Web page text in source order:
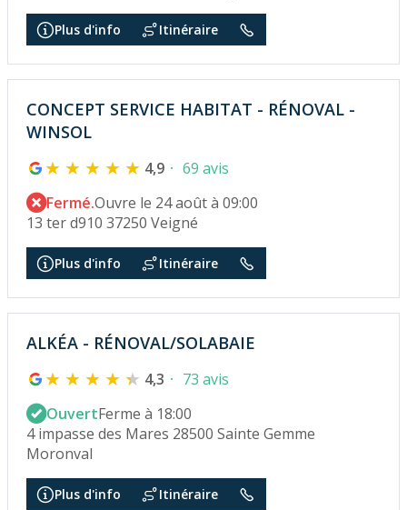
Plus d'info Itinéraire
CONCEPT SERVICE HABITAT - RÉNOVAL -
WINSOL
4,9
69 avis
Fermé.Ouvre le 24 août à 09:00
13 ter d910 37250 Veigné
Plus d'info Itinéraire
ALKÉA - RÉNOVAL/SOLABAIE
4,3
73 avis
OuvertFerme à 18:00
4 impasse des Mares 28500 Sainte Gemme
Moronval
Plus d'info Itinéraire